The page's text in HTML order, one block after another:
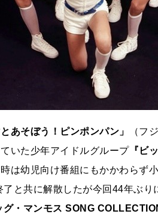
とあそぼう！ピンポンパン」
（フ
いた少年アイドルグループ『ビ
は幼児向け番組にもかかわらず
と共に解散したが今回44年ぶ
グ・マンモス SONG